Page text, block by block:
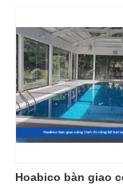
Hoabico bàn giao